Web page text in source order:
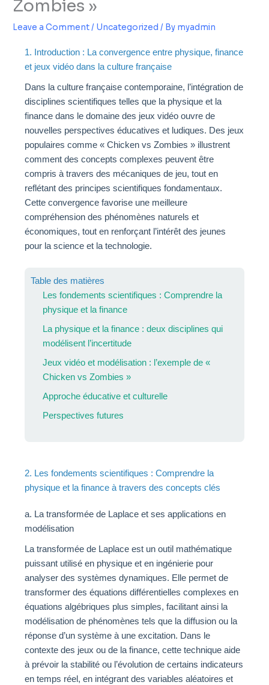
Zombies »
Leave a Comment/ Uncategorized / By myadmin
1. Introduction : La convergence entre physique, finance
et jeux vidéo dans la culture française
Dans la culture française contemporaine, l’intégration de
disciplines scientifiques telles que la physique et la
finance dans le domaine des jeux vidéo ouvre de
nouvelles perspectives éducatives et ludiques. Des jeux
populaires comme « Chicken vs Zombies » illustrent
comment des concepts complexes peuvent être
compris à travers des mécaniques de jeu, tout en
reflétant des principes scientifiques fondamentaux.
Cette convergence favorise une meilleure
compréhension des phénomènes naturels et
économiques, tout en renforçant l’intérêt des jeunes
pour la science et la technologie.
Table des matières
Les fondements scientifiques : Comprendre la
physique et la finance
La physique et la finance : deux disciplines qui
modélisent l’incertitude
Jeux vidéo et modélisation : l’exemple de «
Chicken vs Zombies »
Approche éducative et culturelle
Perspectives futures
2. Les fondements scientifiques : Comprendre la
physique et la finance à travers des concepts clés
a. La transformée de Laplace et ses applications en
modélisation
La transformée de Laplace est un outil mathématique
puissant utilisé en physique et en ingénierie pour
analyser des systèmes dynamiques. Elle permet de
transformer des équations différentielles complexes en
équations algébriques plus simples, facilitant ainsi la
modélisation de phénomènes tels que la diffusion ou la
réponse d’un système à une excitation. Dans le
contexte des jeux ou de la finance, cette technique aide
à prévoir la stabilité ou l’évolution de certains indicateurs
en temps réel, en intégrant des variables aléatoires et